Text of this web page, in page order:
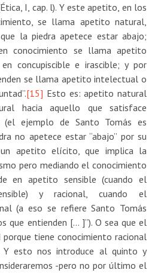
I, cap. l). Y este apetito, en los
se llama apetito natural,
la piedra apetece estar abajo;
conocimiento se llama apetito
concupiscible e irascible; y por
se llama apetito intelectual o
[15] Esto es: apetito natural
hacia aquello que satisface
(el ejemplo de Santo Tomás es
no apetece estar “abajo” por su
apetito elícito, que implica la
pero mediando el conocimiento
en apetito sensible (cuando el
y racional, cuando el
(a eso se refiere Santo Tomás
que entienden [… ]”). O sea que el
tiene conocimiento racional
Y esto nos introduce al quinto y
-pero no por último el